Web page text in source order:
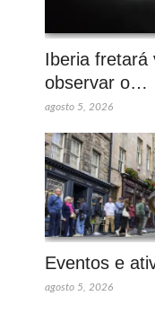
Iberia fretará
observar o…
agosto 5, 2026
Eventos e
agosto 5, 2026